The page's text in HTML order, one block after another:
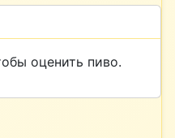
оценить пиво.